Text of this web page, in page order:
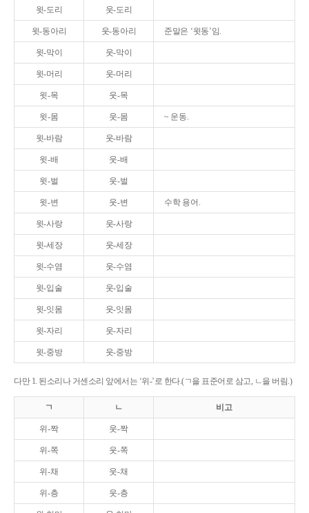
윗-도리 웃-도리
윗-동아리 웃-동아리 준말은 ‘윗동’임.
윗-막이 웃-막이
윗-머리 웃-머리
윗-목 웃-목
윗-몸 웃-몸 ~ 운동.
윗-바람 웃-바람
윗-배 웃-배
윗-벌 웃-벌
윗-변 웃-변 수학 용어.
윗-사랑 웃-사랑
윗-세장 웃-세장
윗-수염 웃-수염
윗-입술 웃-입술
윗-잇몸 웃-잇몸
윗-자리 웃-자리
윗-중방 웃-중방
다만 1. 된소리나 거센소리 앞에서는 ‘위-’로 한다.(ㄱ을 표준어로 삼고, ㄴ을 버림.)
ㄱ ㄴ 비고
위-짝 웃-짝
위-쪽 웃-쪽
위-채 웃-채
위-층 웃-층